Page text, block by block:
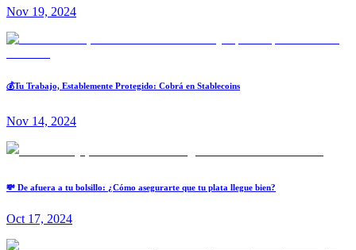
Nov 19, 2024
💰Tu Trabajo, Establemente Protegido: Cobrá en Stablecoins
Nov 14, 2024
💸 De afuera a tu bolsillo: ¿Cómo asegurarte que tu plata llegue bien?
Oct 17, 2024